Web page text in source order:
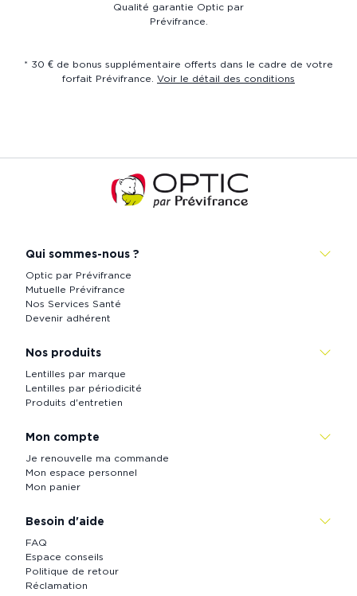
Qualité garantie Optic par
Prévifrance.
* 30 € de bonus supplémentaire offerts dans le cadre de votre
forfait Prévifrance. Voir le détail des conditions
Accueil
de
Qui sommes-nous ?
Optic par Prévifrance
Mutuelle Prévifrance
Nos Services Santé
Devenir adhérent
Nos produits
Lentilles par marque
Lentilles par périodicité
Produits d'entretien
Mon compte
Je renouvelle ma commande
Mon espace personnel
Mon panier
Besoin d'aide
FAQ
Espace conseils
Politique de retour
Réclamation